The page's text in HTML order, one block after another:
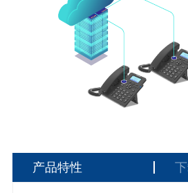
产品特性